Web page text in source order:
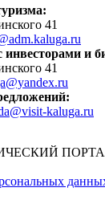
41
инвесторами и
41
kaluga.ru